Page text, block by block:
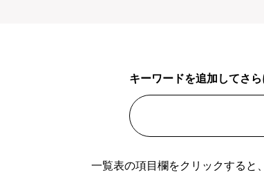
キーワードを追加してさ
一覧表の項目欄をクリックすると